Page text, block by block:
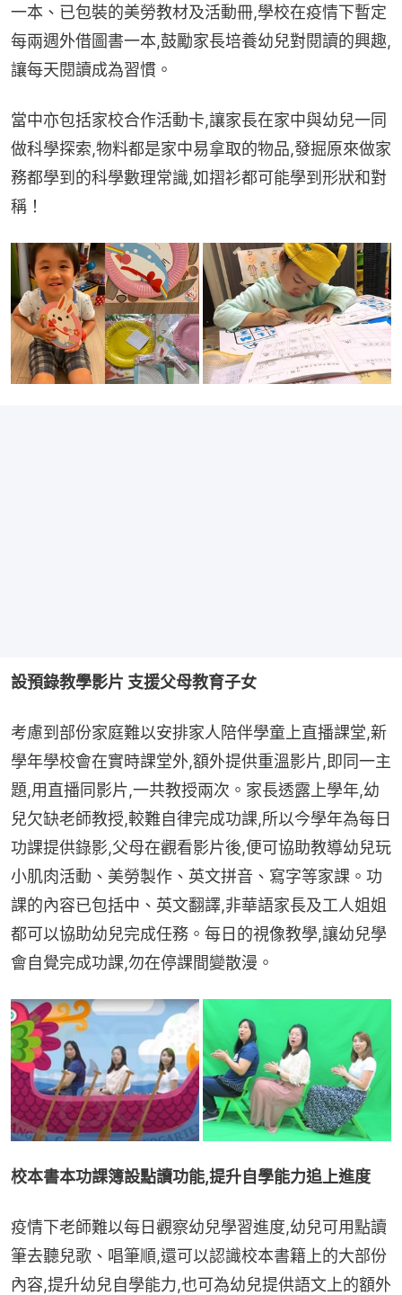
一本、已包裝的美勞教材及活動冊,學校在疫情下暫定
每兩週外借圖書一本,鼓勵家長培養幼兒對閱讀的興趣,
讓每天閱讀成為習慣。
當中亦包括家校合作活動卡,讓家長在家中與幼兒一同
做科學探索,物料都是家中易拿取的物品,發掘原來做家
務都學到的科學數理常識,如摺衫都可能學到形狀和對
稱！
設預錄教學影片 支援父母教育子女
考慮到部份家庭難以安排家人陪伴學童上直播課堂,新
學年學校會在實時課堂外,額外提供重溫影片,即同一主
題,用直播同影片,一共教授兩次。家長透露上學年,幼
兒欠缺老師教授,較難自律完成功課,所以今學年為每日
功課提供錄影,父母在觀看影片後,便可協助教導幼兒玩
小肌肉活動、美勞製作、英文拼音、寫字等家課。功
課的內容已包括中、英文翻譯,非華語家長及工人姐姐
都可以協助幼兒完成任務。每日的視像教學,讓幼兒學
會自覺完成功課,勿在停課間變散漫。
校本書本功課簿設點讀功能,提升自學能力追上進度
疫情下老師難以每日觀察幼兒學習進度,幼兒可用點讀
筆去聽兒歌、唱筆順,還可以認識校本書籍上的大部份
內容,提升幼兒自學能力,也可為幼兒提供語文上的額外